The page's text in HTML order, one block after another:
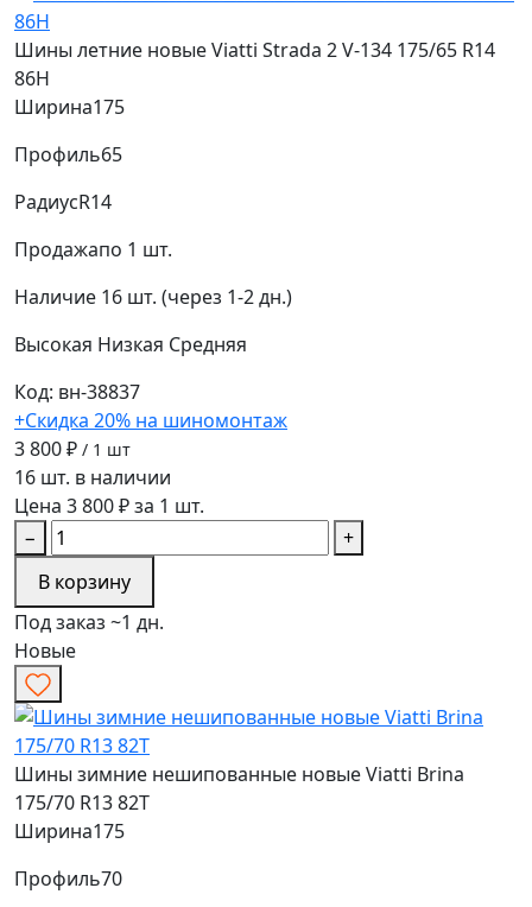
Шины летние новые Viatti Strada 2 V-134 175/65 R14
86H
Ширина175
Профиль65
РадиусR14
Продажапо 1 шт.
Наличие 16 шт. (через 1-2 дн.)
Высокая Низкая Средняя
Код: вн-38837
+Скидка 20% на шиномонтаж
3 800 ₽ / 1 шт
16 шт. в наличии
Цена 3 800 ₽ за 1 шт.
−
+
В корзину
Под заказ ~1 дн.
Новые
Шины зимние нешипованные новые Viatti Brina
175/70 R13 82T
Ширина175
Профиль70